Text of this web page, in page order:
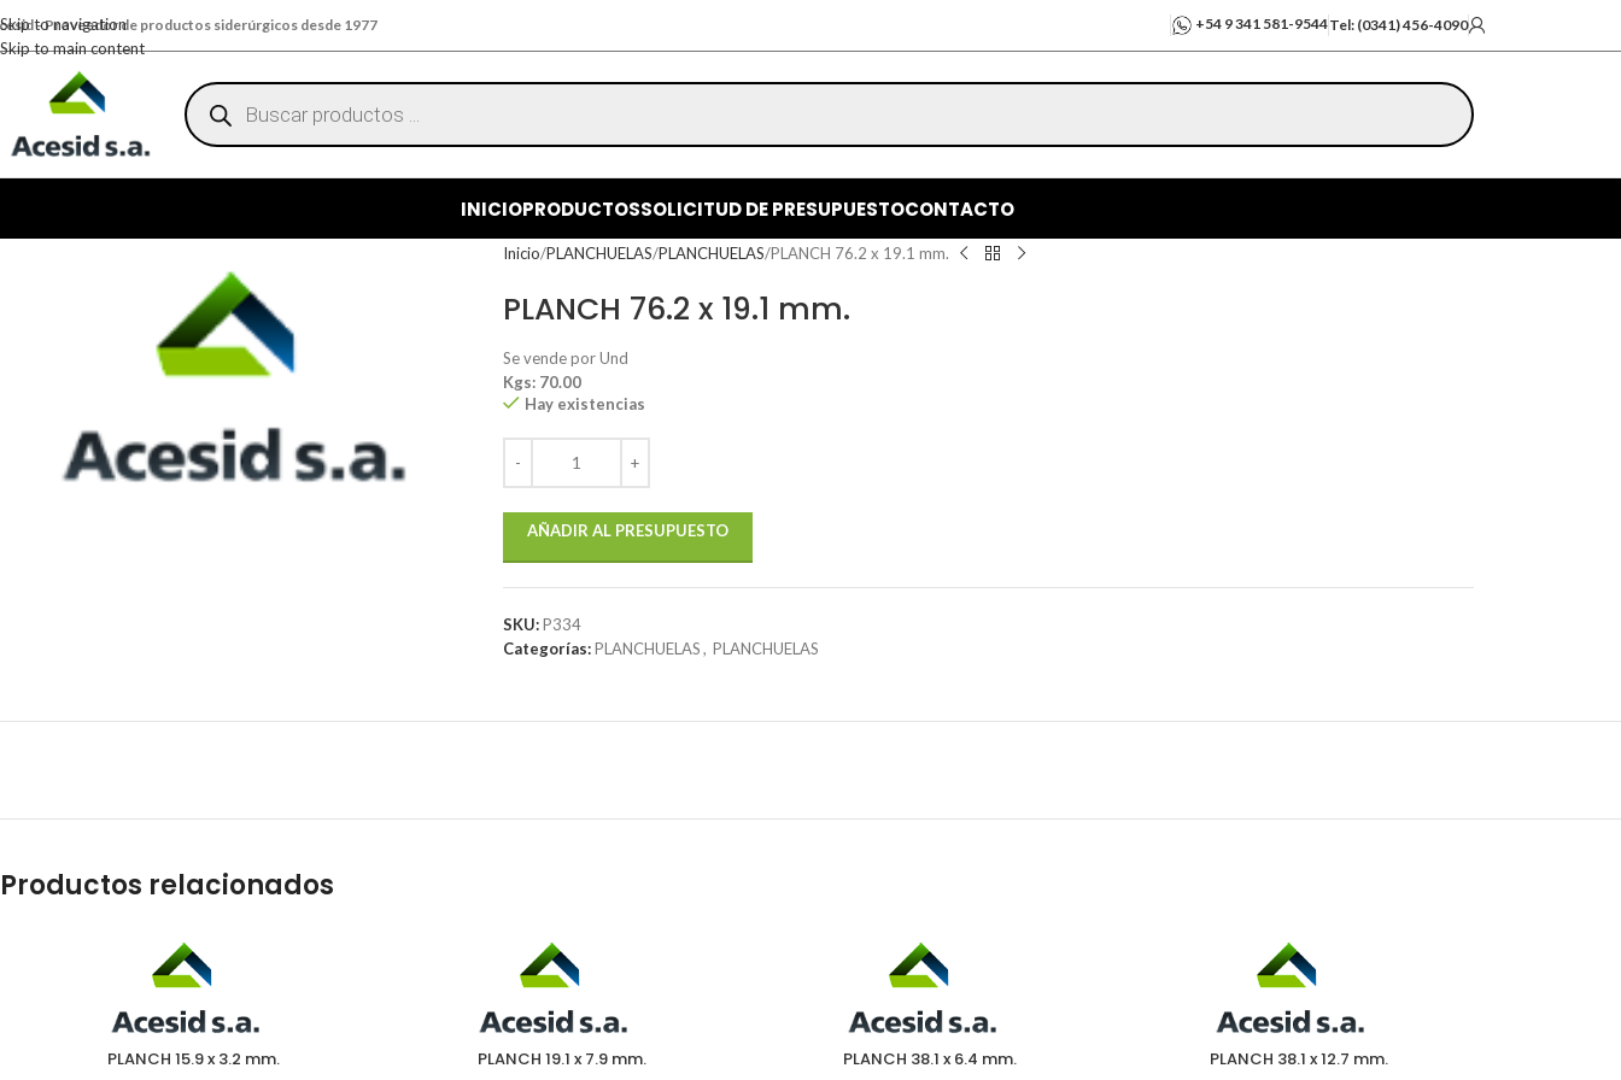
Skip to navigation
Skip to main content
- Proveedor de productos siderúrgicos desde 1977 +54 9 341 581-9544Tel: (0341) 456-4090
INICIOPRODUCTOSSOLICITUD DE PRESUPUESTOCONTACTO
Inicio PLANCHUELAS PLANCHUELAS PLANCH 76.2 x 19.1 mm.
PLANCH 76.2 x 19.1 mm.
Se vende por Und
Kgs: 70.00
Hay existencias
AÑADIR AL PRESUPUESTO
SKU:P334
Categorías: PLANCHUELAS , PLANCHUELAS
Productos relacionados
PLANCH 15.9 x 3.2 mm. PLANCH 19.1 x 7.9 mm. PLANCH 38.1 x 6.4 mm. PLANCH 38.1 x 12.7 mm.